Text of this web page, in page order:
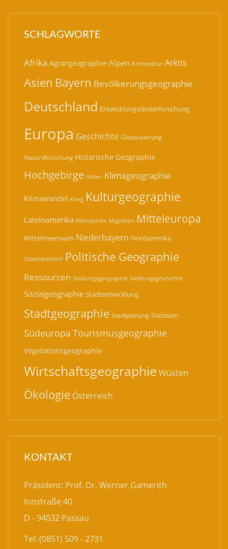
SCHLAGWORTE
Afrika Agrargeographie Alpen Architektur Arktis
Asien Bayern Bevölkerungsgeographie
Deutschland Entwicklungsländerforschung
Europa Geschichte Globalisierung
Hazardforschung Historische Geographie
Hochgebirge Italien Klimageographie
Klimawandel Krieg Kulturgeographie
Lateinamerika Metropolen Migration Mitteleuropa
Mittelmeerraum Niederbayern Nordamerika
Oberösterreich Politische Geographie
Ressourcen Siedlungsgeographie Siedlungsgeschichte
Sozialgeographie Stadtentwicklung
Stadtgeographie Stadtplanung Südasien
Südeuropa Tourismusgeographie
Vegetationsgeographie
Wirtschaftsgeographie Wüsten
Ökologie Österreich
KONTAKT
Präsident: Prof. Dr. Werner Gamerith
Innstraße 40
D - 94032 Passau
Tel: (0851) 509 - 2731